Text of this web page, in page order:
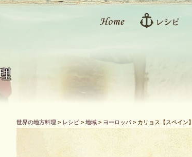
世界の地方料理 > レシピ > 地域 > ヨーロッパ > カリョス【スペイン】